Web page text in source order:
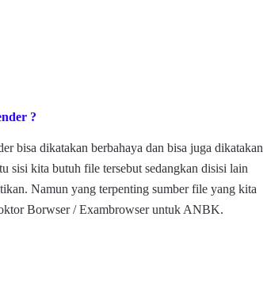
?
bisa dikatakan berbahaya dan bisa juga dikatakan
sisi kita butuh file tersebut sedangkan disisi lain
Namun yang terpenting sumber file yang kita
Borwser / Exambrowser untuk ANBK.